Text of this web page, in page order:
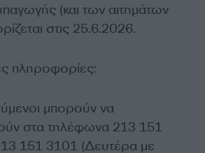
(και των αιτημάτων
στις 25.6.2026.
πληροφορίες:
μπορούν να
στα τηλέφωνα 213 151
151 3101 (Δευτέρα με